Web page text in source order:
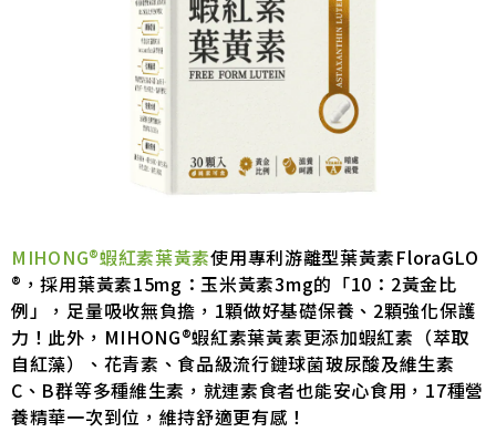
MIHONG®蝦紅素葉黃素使用專利游離型葉黃素FloraGLO
®，採用葉黃素15mg：玉米黃素3mg的「10：2黃金比
例」，足量吸收無負擔，1顆做好基礎保養、2顆強化保護
力！此外，MIHONG®蝦紅素葉黃素更添加蝦紅素（萃取
自紅藻）、花青素、食品級流行鏈球菌玻尿酸及維生素
C、B群等多種維生素，就連素食者也能安心食用，17種營
養精華一次到位，維持舒適更有感！